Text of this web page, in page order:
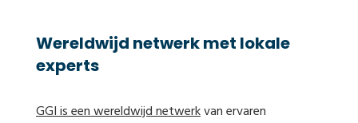
Wereldwijd netwerk met lokale
experts
GGI is een wereldwijd netwerkvan ervaren